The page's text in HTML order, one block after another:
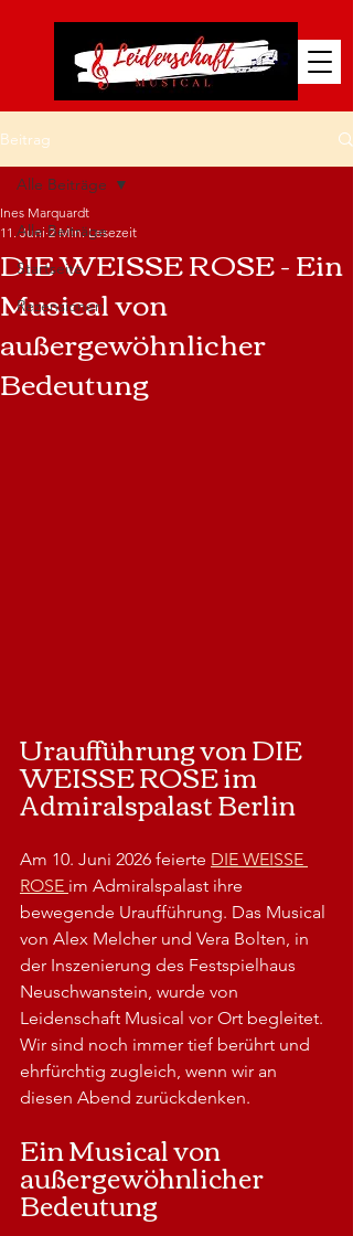
Beitrag
Alle Beiträge
Startseite
Rezensionen
Alle Beiträge
DIE WEISSE ROSE - Ein
Musical von
außergewöhnlicher
Bedeutung
Ines Marquardt
11. Juni 2 Min. Lesezeit
Uraufführung von DIE
WEISSE ROSE im
Admiralspalast Berlin
Am 10. Juni 2026 feierte DIE WEISSE
ROSE im Admiralspalast ihre
bewegende Uraufführung. Das Musical
von Alex Melcher und Vera Bolten, in
der Inszenierung des Festspielhaus
Neuschwanstein, wurde von
Leidenschaft Musical vor Ort begleitet.
Wir sind noch immer tief berührt und
ehrfürchtig zugleich, wenn wir an
diesen Abend zurückdenken.
Ein Musical von
außergewöhnlicher
Bedeutung